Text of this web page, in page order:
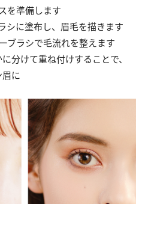
を準備します
シに塗布し、眉毛を描きます
ブラシで毛流れを整えます
分けて重ね付けすることで、
に